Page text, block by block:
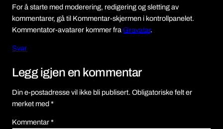
For å starte med moderering, redigering og sletting av
kommentarer, gå til Kommentar-skjermen i kontrollpanelet.
Kommentator-avatarer kommer fra Gravatar.
Svar
Legg igjen en kommentar
Din e-postadresse vil ikke bli publisert. Obligatoriske felt er
merket med*
Kommentar*